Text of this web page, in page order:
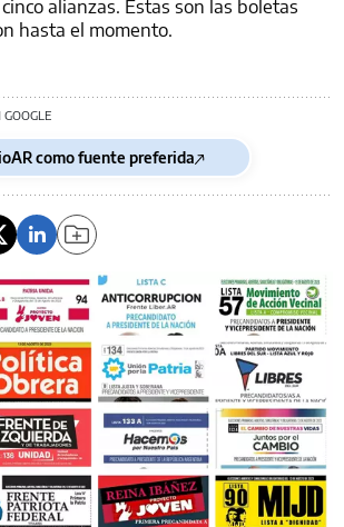
alianzas. Estas son las boletas
hasta el momento.
como fuente preferida